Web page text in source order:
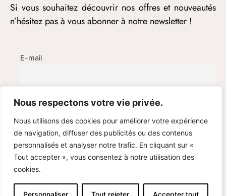
Nous respectons votre vie privée.
Nous utilisons des cookies pour améliorer votre expérience
de navigation, diffuser des publicités ou des contenus
personnalisés et analyser notre trafic. En cliquant sur «
Tout accepter », vous consentez à notre utilisation des
cookies.
Personnaliser Tout rejeter Accepter tout
Si vous souhaitez découvrir nos offres et nouveautés
n’hésitez pas à vous abonner à notre newsletter !
E-mail